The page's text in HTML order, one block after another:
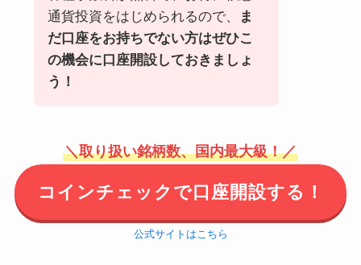
通貨投資をはじめられるので、
ま
だ口座をお持ちでない方はぜひこ
の機会に口座開設しておきましょ
う！
＼取り扱い銘柄数、国内最大級！／
コインチェックで口座開設する！
公式サイトはこちら